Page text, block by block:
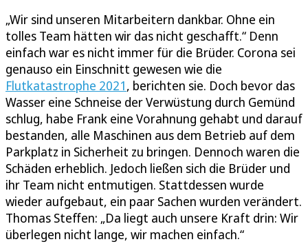
„Wir sind unseren Mitarbeitern dankbar. Ohne ein
tolles Team hätten wir das nicht geschafft.“ Denn
einfach war es nicht immer für die Brüder. Corona sei
genauso ein Einschnitt gewesen wie die
Flutkatastrophe 2021, berichten sie. Doch bevor das
Wasser eine Schneise der Verwüstung durch Gemünd
schlug, habe Frank eine Vorahnung gehabt und darauf
bestanden, alle Maschinen aus dem Betrieb auf dem
Parkplatz in Sicherheit zu bringen. Dennoch waren die
Schäden erheblich. Jedoch ließen sich die Brüder und
ihr Team nicht entmutigen. Stattdessen wurde
wieder aufgebaut, ein paar Sachen wurden verändert.
Thomas Steffen: „Da liegt auch unsere Kraft drin: Wir
überlegen nicht lange, wir machen einfach.“